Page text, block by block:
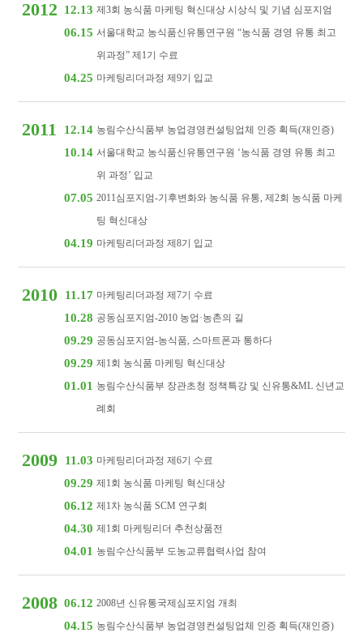
2012 12.13 제3회 농식품 마케팅 혁신대상 시상식 및 기념 심포지엄
06.15 서울대학교 농식품신유통연구원 “농식품 경영 유통 최고
위과정” 제1기 수료
04.25 마케팅리더과정 제9기 입교
2011 12.14 농림수산식품부 농업경영컨설팅업체 인증 획득(재인증)
10.14 서울대학교 농식품신유통연구원 ‘농식품 경영 유통 최고
위 과정’ 입교
07.05 2011심포지엄-기후변화와 농식품 유통, 제2회 농식품 마케
팅 혁신대상
04.19 마케팅리더과정 제8기 입교
2010 11.17 마케팅리더과정 제7기 수료
10.28 공동심포지엄-2010 농업·농촌의 길
09.29 공동심포지엄-농식품, 스마트폰과 통하다
09.29 제1회 농식품 마케팅 혁신대상
01.01 농림수산식품부 장관초청 정책특강 및 신유통&ML 신년교
례회
2009 11.03 마케팅리더과정 제6기 수료
09.29 제1회 농식품 마케팅 혁신대상
06.12 제1차 농식품 SCM 연구회
04.30 제1회 마케팅리더 추천상품전
04.01 농림수산식품부 도농교류협력사업 참여
2008 06.12 2008년 신유통국제심포지엄 개최
04.15 농림수산식품부 농업경영컨설팅업체 인증 획득(재인증)